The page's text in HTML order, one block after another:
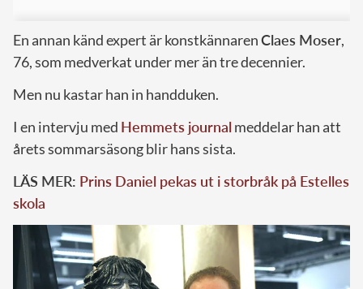
En annan känd expert är konstkännarenClaes Moser,
76, som medverkat under mer än tre decennier.
Men nu kastar han in handduken.
I en intervju med Hemmets journalmeddelar han att
årets sommarsäsong blir hans sista.
LÄS MER: Prins Daniel pekas ut i storbråk på Estelles
skola